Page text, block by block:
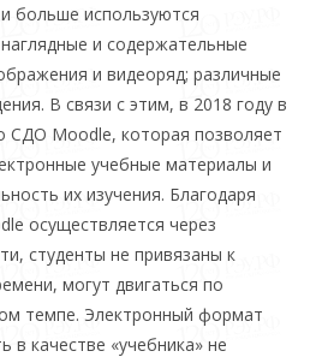
больше используются
и содержательные
и видеоряд; различные
В связи с этим, в 2018 году в
СДО Moodle, которая позволяет
учебные материалы и
их изучения. Благодаря
осуществляется через
студенты не привязаны к
могут двигаться по
темпе. Электронный формат
в качестве «учебника» не